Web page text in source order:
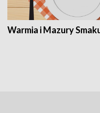
Warmia i Mazury